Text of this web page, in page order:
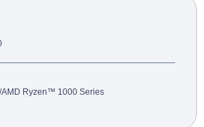
AMD Ryzen™ 1000 Series